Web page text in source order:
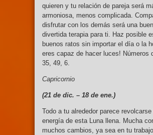
quieren y tu relación de pareja será
armoniosa, menos complicada.
disfrutar con los demás será una
divertida terapia para ti. Haz posible
buenos ratos sin importar el día o la
eres capaz de hacer luces! Números
35, 49, 6.
Capricornio
(21 de dic. – 18 de ene.)
Todo a tu alrededor parece
energía de esta Luna llena. Mucha
muchos cambios, ya sea en tu